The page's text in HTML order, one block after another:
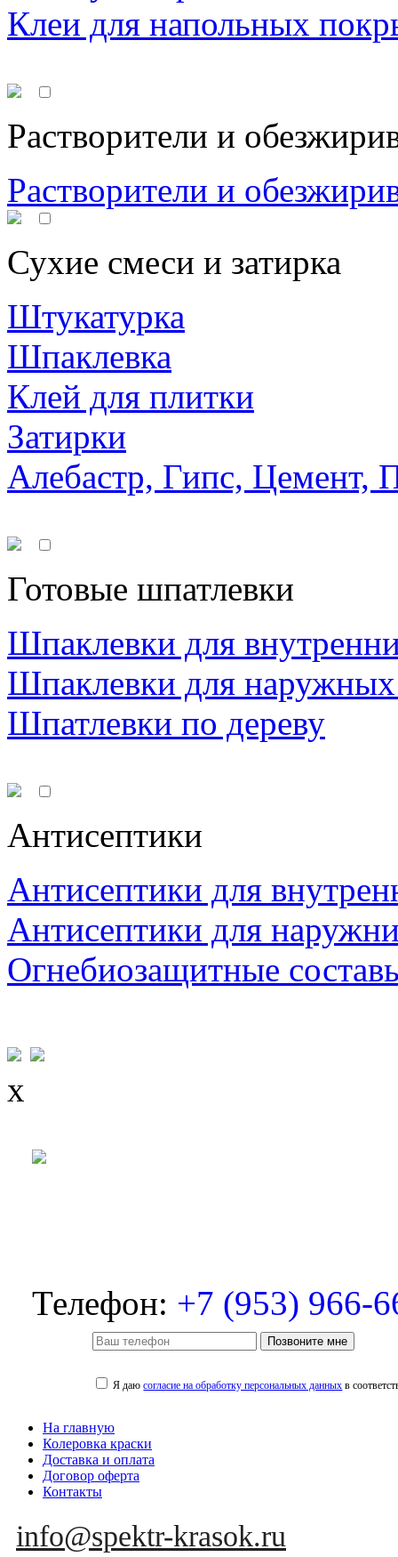
Клеи для напольных
Растворители и
Растворители и
Сухие смеси и затирка
Штукатурка
Шпаклевка
Клей для плитки
Затирки
Алебастр, Гипс, Цемент,
Готовые шпатлевки
Шпаклевки для
Шпаклевки для наружных
Шпатлевки по дереву
Антисептики
Антисептики для
Антисептики для
Огнебиозащитные
x
Телефон: +7 (953) 966-
Позвоните мне
Я даюсогласие на обработку персональных данных в
На главную
Колеровка краски
Доставка и оплата
Договор оферта
Контакты
info@spektr-krasok.ru